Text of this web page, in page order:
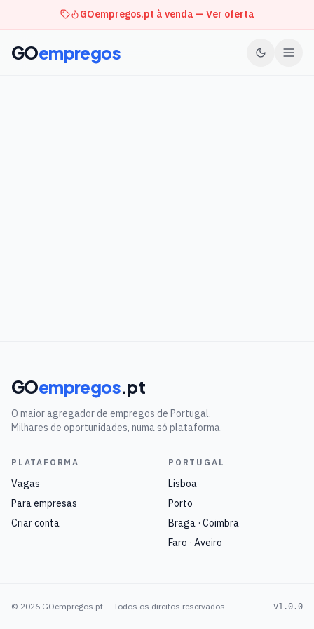
GOempregos.pt à venda — Ver oferta
GOempregos
GOempregos.pt
O maior agregador de empregos de Portugal.
Milhares de oportunidades, numa só plataforma.
PLATAFORMA
Vagas
Para empresas
Criar conta
PORTUGAL
Lisboa
Porto
Braga · Coimbra
Faro · Aveiro
© 2026 GOempregos.pt — Todos os direitos reservados. v1.0.0